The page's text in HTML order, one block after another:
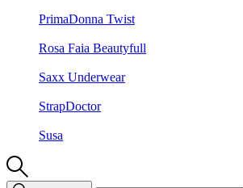
PrimaDonna Twist
Rosa Faia Beautyfull
Saxx Underwear
StrapDoctor
Susa